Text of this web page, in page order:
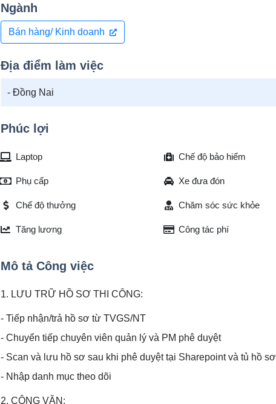
Ngành
Bán hàng/ Kinh doanh
Địa điểm làm việc
- Đồng Nai
Phúc lợi
Laptop Chế độ bảo hiểm
Phụ cấp Xe đưa đón
Chế độ thưởng Chăm sóc sức khỏe
Tăng lương Công tác phí
Mô tả Công việc
1. LƯU TRỮ HỒ SƠ THI CÔNG:
- Tiếp nhận/trả hồ sơ từ TVGS/NT
- Chuyển tiếp chuyên viên quản lý và PM phê duyệt
- Scan và lưu hồ sơ sau khi phê duyệt tại Sharepoint và tủ hồ sơ
- Nhập danh mục theo dõi
2. CÔNG VĂN: